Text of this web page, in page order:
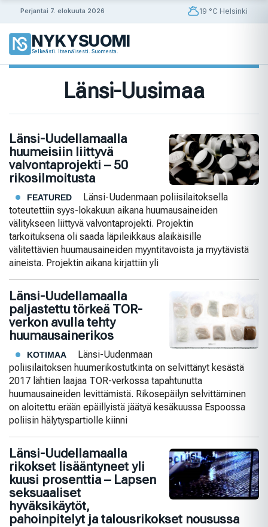
Perjantai 7. elokuuta 2026 19 °C Helsinki
NYKYSUOMI
Selkeästi. Itsenäisesti. Suomesta.
Länsi-Uusimaa
Länsi-Uudellamaalla
huumeisiin liittyvä
valvontaprojekti – 50
rikosilmoitusta
FEATURED
Länsi-Uudenmaan poliisilaitoksella
toteutettiin syys-lokakuun aikana huumausaineiden
välitykseen liittyvä valvontaprojekti. Projektin
tarkoituksena oli saada läpileikkaus alaikäisille
välitettävien huumausaineiden myyntitavoista ja myytävistä
aineista. Projektin aikana kirjattiin yli
Länsi-Uudellamaalla
paljastettu törkeä TOR-
verkon avulla tehty
huumausainerikos
KOTIMAA
Länsi-Uudenmaan
poliisilaitoksen huumerikostutkinta on selvittänyt kesästä
2017 lähtien laajaa TOR-verkossa tapahtunutta
huumausaineiden levittämistä. Rikosepäilyn selvittäminen
on aloitettu erään epäillyistä jäätyä kesäkuussa Espoossa
poliisin hälytyspartiolle kiinni
Länsi-Uudellamaalla
rikokset lisääntyneet yli
kuusi prosenttia – Lapsen
seksuaaliset
hyväksikäytöt,
pahoinpitelyt ja talousrikokset nousussa